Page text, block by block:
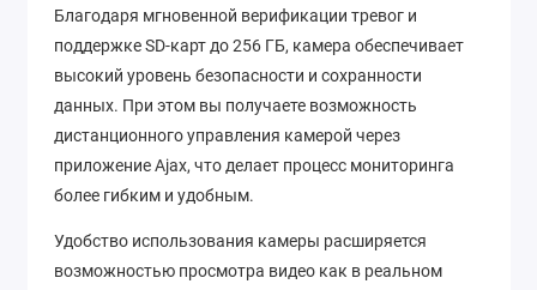
Благодаря мгновенной верификации тревог и
поддержке SD-карт до 256 ГБ, камера обеспечивает
высокий уровень безопасности и сохранности
данных. При этом вы получаете возможность
дистанционного управления камерой через
приложение Ajax, что делает процесс мониторинга
более гибким и удобным.
Удобство использования камеры расширяется
возможностью просмотра видео как в реальном